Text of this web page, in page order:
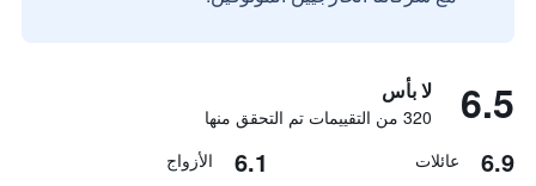
6.5 لا بأس
320 من التقييمات تم التحقق منها
6.9 عائلات 6.1 الأزواج